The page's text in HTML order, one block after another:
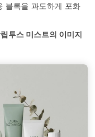
블록을 과도하게 포화
투스 미스트의 이미지